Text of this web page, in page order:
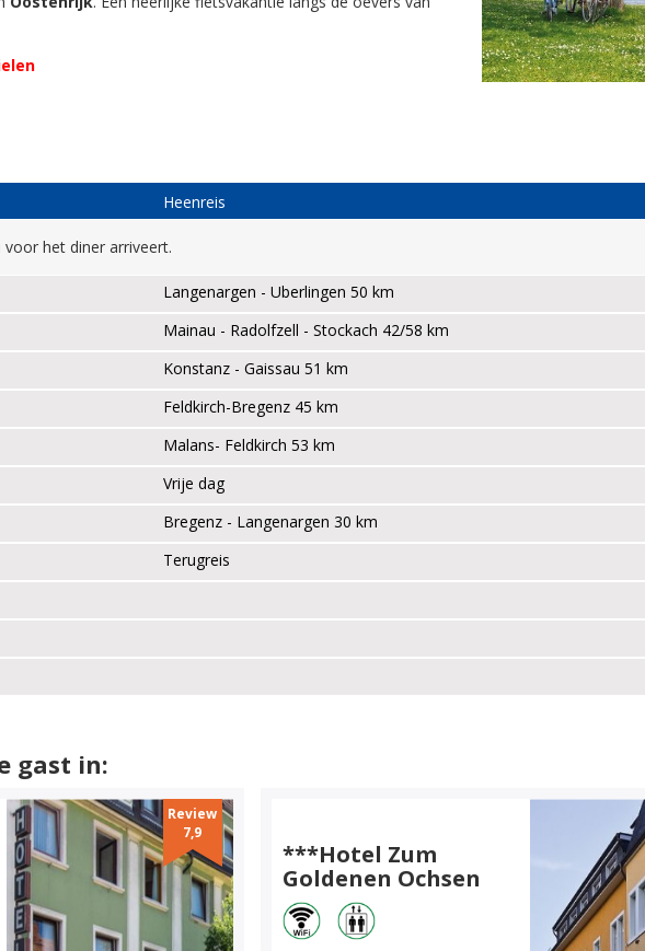
Heenreis
het diner arriveert.
Langenargen - Uberlingen 50 km
Mainau - Radolfzell - Stockach 42/58 km
Konstanz - Gaissau 51 km
Feldkirch-Bregenz 45 km
Malans- Feldkirch 53 km
Vrije dag
Bregenz - Langenargen 30 km
Terugreis
gast in:
Review
7,9
***Hotel Zum
Goldenen Ochsen